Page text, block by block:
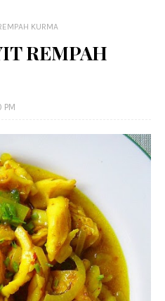
KURMA
REMPAH